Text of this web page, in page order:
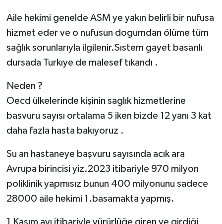
Aile hekimi genelde ASM ye yakın belirli bir nufusa
hizmet eder ve o nufusun dogumdan ölüme tüm
sağlık sorunlarıyla ilgilenir.Sıstem gayet basarılı
dursada Turkıye de malesef tıkandı .
Neden ?
Oecd ülkelerinde kişinin saglık hizmetlerine
basvuru sayısı ortalama 5 iken bizde 12 yanı 3 kat
daha fazla hasta bakıyoruz .
Su an hastaneye başvuru sayısında acık ara
Avrupa birincisi yiz.2023 itibariyle 970 milyon
poliklinik yapmısız bunun 400 milyonunu sadece
28000 aile hekimi 1.basamakta yapmış.
1 Kasım ayı itibariyle yürürlüğe giren ve girdiği